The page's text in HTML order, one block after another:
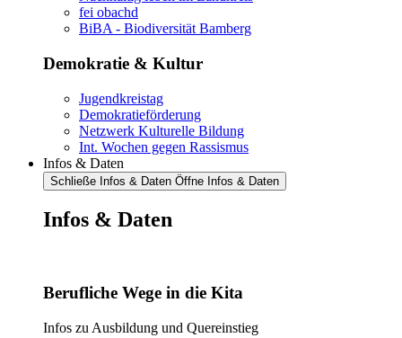
fei obachd
BiBA - Biodiversität Bamberg
Demokratie & Kultur
Jugendkreistag
Demokratieförderung
Netzwerk Kulturelle Bildung
Int. Wochen gegen Rassismus
Infos & Daten
Schließe Infos & Daten Öffne Infos & Daten
Infos & Daten
Berufliche Wege in die Kita
Infos zu Ausbildung und Quereinstieg